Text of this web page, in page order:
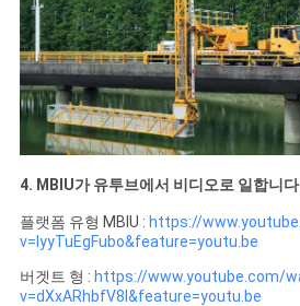
4. MBIU가 유투브에서 비디오로 일합니다
플랫폼 유형 MBIU : https://
v=IyyTuEgFubo&feature=youtu.be
버겟트 형 : https://www.youtube.com/
v=dXxARhbfV8I&feature=youtu.be